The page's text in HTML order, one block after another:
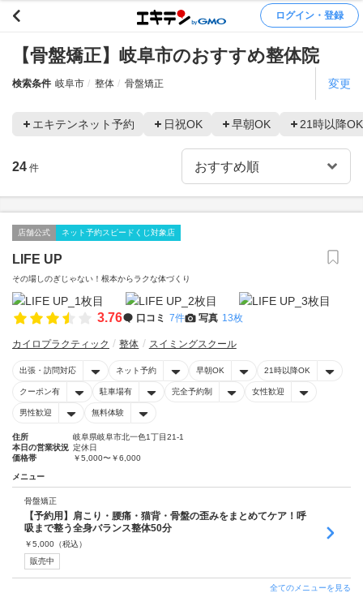
ログイン・登録
【骨盤矯正】岐阜市のおすすめ整体院
検索条件 岐阜市 整体 骨盤矯正 変更
エキテンネット予約 日祝OK 早朝OK 21時以降OK
24 件
店舗公式 ネット予約スピードくじ対象店
LIFE UP
その場しのぎじゃない！根本からラクな体づくり
3.76 口コミ 7件 写真 13枚
カイロプラクティック 整体 スイミングスクール
出張・訪問対応 ネット予約 早朝OK 21時以降OK
クーポン有 駐車場有 完全予約制 女性歓迎
男性歓迎 無料体験
住所
岐阜県岐阜市北一色1丁目21-1
本日の営業状況 定休日
価格帯
￥5,000〜￥6,000
メニュー
骨盤矯正
【予約用】肩こり・腰痛・猫背・骨盤の歪みをまとめてケア！呼
吸まで整う全身バランス整体50分
￥5,000 （税込）
販売中
全てのメニューを見る